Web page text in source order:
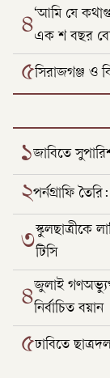
৪‘আমি যে
এক শ বছর
৫সিরাজগঞ্জ ও
১জাবিতে
২পর্নগ্রাফি
৩স্কুলছাত্রীকে
টিসি
৪জুলাই
নির্বাচিত বয়ান
৫ঢাবিতে